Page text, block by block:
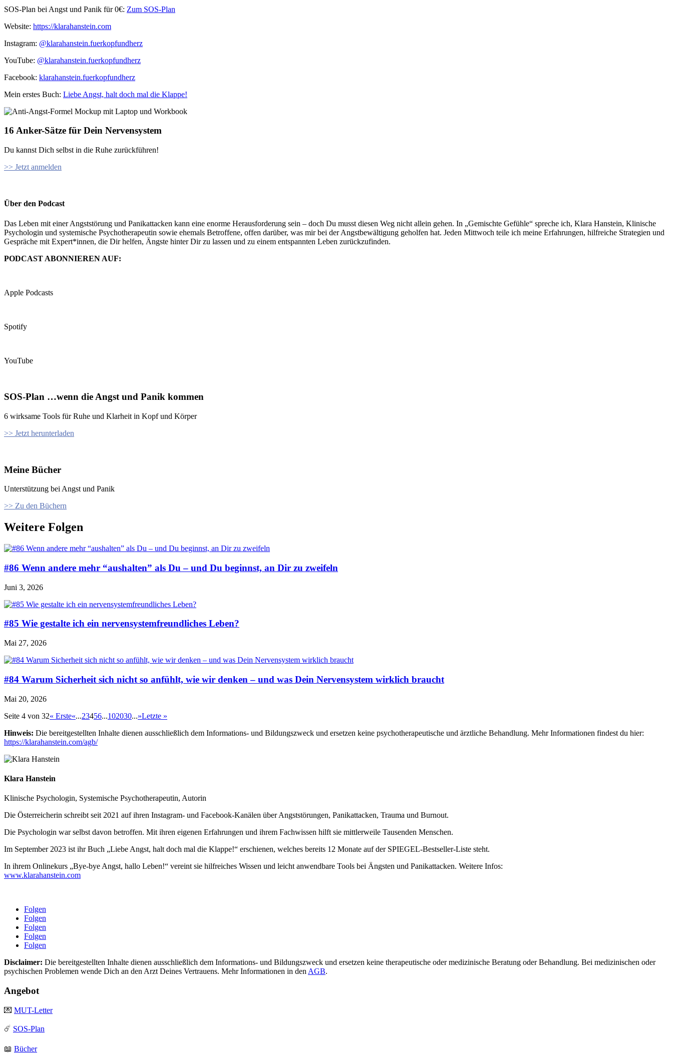
SOS-Plan bei Angst und Panik für 0€: Zum SOS-Plan
Website: ⁠⁠https://klarahanstein.com
Instagram: ⁠⁠@klarahanstein.fuerkopfundherz
YouTube: @klarahanstein.fuerkopfundherz
Facebook: ⁠⁠klarahanstein.fuerkopfundherz⁠⁠
Mein erstes Buch: ⁠⁠ Liebe Angst, halt doch mal die Klappe!⁠⁠
16 Anker-Sätze für Dein Nervensystem
Du kannst Dich selbst in die Ruhe zurückführen!
>> Jetzt anmelden
Über den Podcast
Das Leben mit einer Angststörung und Panikattacken kann eine enorme Herausforderung sein – doch Du musst diesen Weg nicht allein gehen. In „Gemischte Gefühle“ spreche ich, Klara Hanstein, Klinische
Psychologin und systemische Psychotherapeutin sowie ehemals Betroffene, offen darüber, was mir bei der Angstbewältigung geholfen hat. Jeden Mittwoch teile ich meine Erfahrungen, hilfreiche Strategien und
Gespräche mit Expert*innen, die Dir helfen, Ängste hinter Dir zu lassen und zu einem entspannten Leben zurückzufinden.
PODCAST ABONNIEREN AUF:
Apple Podcasts
Spotify
YouTube
SOS-Plan …wenn die Angst und Panik kommen
6 wirksame Tools für Ruhe und Klarheit in Kopf und Körper
>> Jetzt herunterladen
Meine Bücher
Unterstützung bei Angst und Panik
>> Zu den Büchern
Weitere Folgen
#86 Wenn andere mehr “aushalten” als Du – und Du beginnst, an Dir zu zweifeln
Juni 3, 2026
#85 Wie gestalte ich ein nervensystemfreundliches Leben?
Mai 27, 2026
#84 Warum Sicherheit sich nicht so anfühlt, wie wir denken – und was Dein Nervensystem wirklich braucht
Mai 20, 2026
Seite 4 von 32« Erste«...23456...102030...»Letzte »
Hinweis: Die bereitgestellten Inhalte dienen ausschließlich dem Informations- und Bildungszweck und ersetzen keine psychotherapeutische und ärztliche Behandlung. Mehr Informationen findest du hier:
https://klarahanstein.com/agb/
Klara Hanstein
Klinische Psychologin, Systemische Psychotherapeutin, Autorin
Die Österreicherin schreibt seit 2021 auf ihren Instagram- und Facebook-Kanälen über Angststörungen, Panikattacken, Trauma und Burnout.
Die Psychologin war selbst davon betroffen. Mit ihren eigenen Erfahrungen und ihrem Fachwissen hilft sie mittlerweile Tausenden Menschen.
Im September 2023 ist ihr Buch „Liebe Angst, halt doch mal die Klappe!“ erschienen, welches bereits 12 Monate auf der SPIEGEL-Bestseller-Liste steht.
In ihrem Onlinekurs „Bye-bye Angst, hallo Leben!“ vereint sie hilfreiches Wissen und leicht anwendbare Tools bei Ängsten und Panikattacken. Weitere Infos:
www.klarahanstein.com
Folgen
Folgen
Folgen
Folgen
Folgen
Disclaimer: Die bereitgestellten Inhalte dienen ausschließlich dem Informations- und Bildungszweck und ersetzen keine therapeutische oder medizinische Beratung oder Behandlung. Bei medizinischen oder
psychischen Problemen wende Dich an den Arzt Deines Vertrauens. Mehr Informationen in den AGB.
Angebot
💌 MUT-Letter
☄️ SOS-Plan
📖 Bücher